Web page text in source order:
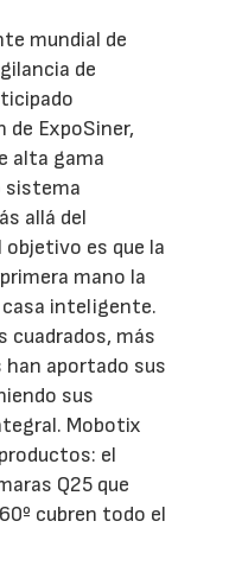
mundial de
de
ExpoSiner,
alta gama
sistema
allá del
es que la
mano la
inteligente.
cuadrados, más
aportado sus
sus
Mobotix
el
Q25 que
cubren todo el